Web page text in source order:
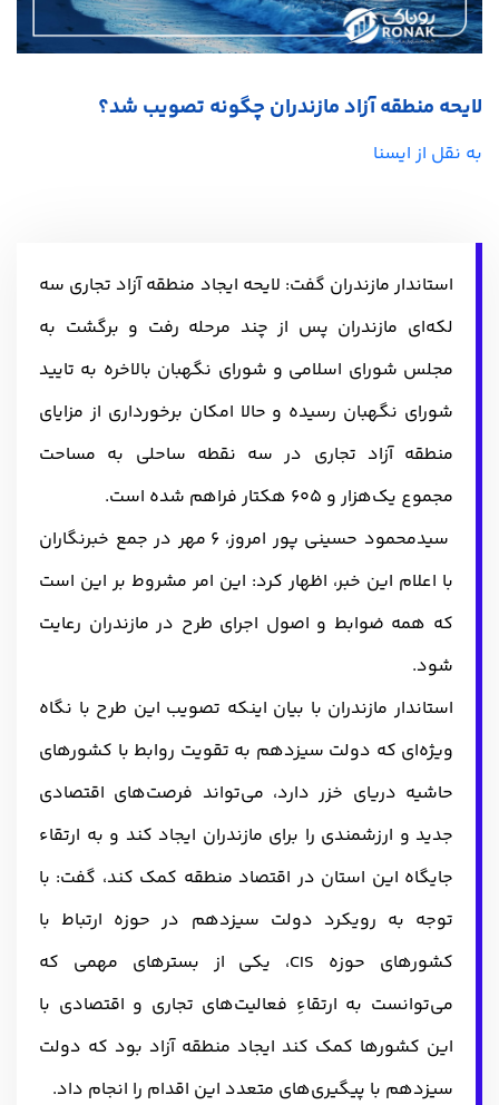
لایحه منطقه آزاد مازندران چگونه تصویب شد؟
به نقل از ایسنا
استاندار مازندران گفت: لایحه ایجاد منطقه آزاد تجاری سه
لکه‌ای مازندران پس از چند مرحله رفت و برگشت به
مجلس شورای اسلامی و شورای نگهبان بالاخره به تایید
شورای نگهبان رسیده و حالا امکان برخورداری از مزایای
منطقه آزاد تجاری در سه نقطه ساحلی به مساحت
مجموع یک‌هزار و 605 هکتار فراهم شده است. ‎
سیدمحمود حسینی پور امروز، 6 مهر در جمع خبرنگاران
با اعلام این خبر، اظهار کرد: این امر مشروط بر این‌ است
که همه ضوابط و اصول اجرای طرح در مازندران رعایت
شود.
استاندار مازندران با بیان اینکه تصویب این طرح با نگاه
ویژه‌ای که دولت سیزدهم به تقویت روابط با کشورهای
حاشیه دریای خزر دارد، می‌تواند فرصت‌های اقتصادی
جدید و ارزشمندی را برای مازندران ایجاد کند و به ارتقاء
جایگاه این استان در اقتصاد منطقه کمک کند، گفت: با
توجه به رویکرد دولت سیزدهم در حوزه ارتباط با
کشورهای حوزه CIS، یکی از بسترهای مهمی که
می‌توانست به ارتقاءِ فعالیت‌های تجاری و اقتصادی با
این کشورها کمک کند ایجاد منطقه آزاد بود که دولت
سیزدهم با پیگیری‌های متعدد این اقدام را انجام داد.